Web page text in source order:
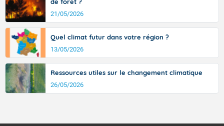
21/05/2026
Quel climat futur dans votre région ?
13/05/2026
Ressources utiles sur le changement climatique
26/05/2026